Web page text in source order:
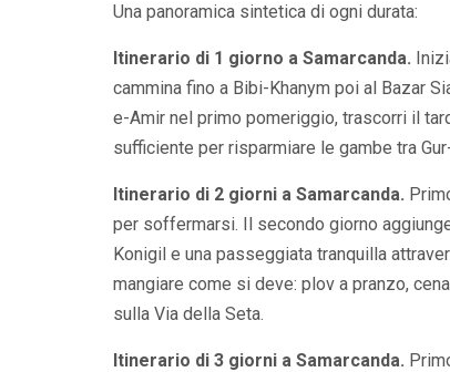
Una panoramica sintetica di ogni durata:
Itinerario di 1 giorno a Samarcanda.
cammina fino a Bibi-Khanym poi al Bazar
e-Amir nel primo pomeriggio, trascorri il
sufficiente per risparmiare le gambe tra
Itinerario di 2 giorni a Samarcanda.
per soffermarsi. Il secondo giorno
Konigil e una passeggiata tranquilla
mangiare come si deve: plov a pranzo,
sulla Via della Seta.
Itinerario di 3 giorni a Samarcanda.